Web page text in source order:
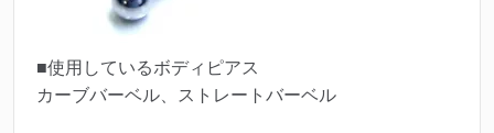
■使用しているボディピアス
カーブバーベル、ストレートバーベル